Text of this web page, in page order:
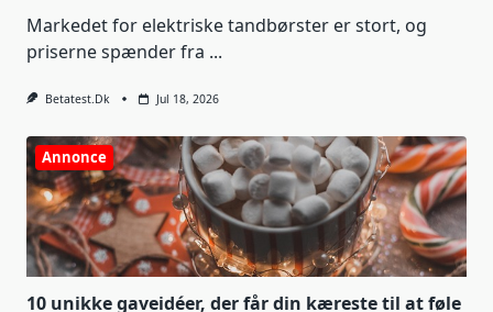
Markedet for elektriske tandbørster er stort, og
priserne spænder fra ...
Betatest.dk Jul 18, 2026
Annonce
10 unikke gaveidéer, der får din kæreste til at føle